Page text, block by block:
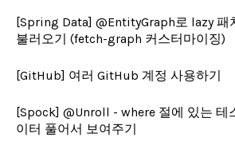
[Spring Data] @EntityGraph로 lazy 패
불러오기 (fetch-graph 커스터마이징)
[GitHub] 여러 GitHub 계정 사용하기
[Spock] @Unroll - where 절에 있는 테
이터 풀어서 보여주기